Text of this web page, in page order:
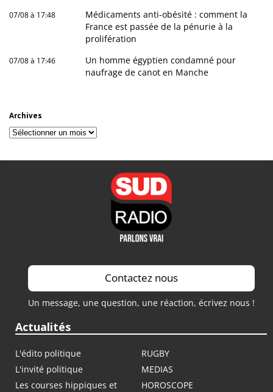
07/08 à 17:48
Médicaments anti-obésité : comment la
France est passée de la pénurie à la
prolifération
07/08 à 17:46
Un homme égyptien condamné pour
naufrage de canot en Manche
Archives
Archives
Contactez nous
Un message, une question, une réaction, écrivez nous !
Actualités
L'édito politique
RUGBY
L'invité politique
MEDIAS
Les courses hippiques et
HOROSCOPE